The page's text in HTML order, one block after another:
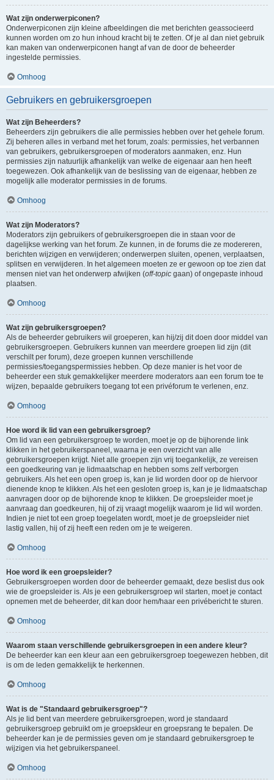
Wat zijn onderwerpiconen?
Onderwerpiconen zijn kleine afbeeldingen die met berichten geassocieerd
kunnen worden om zo hun inhoud kracht bij te zetten. Of je al dan niet gebruik
kan maken van onderwerpiconen hangt af van de door de beheerder
ingestelde permissies.
Omhoog
Gebruikers en gebruikersgroepen
Wat zijn Beheerders?
Beheerders zijn gebruikers die alle permissies hebben over het gehele forum.
Zij beheren alles in verband met het forum, zoals: permissies, het verbannen
van gebruikers, gebruikersgroepen of moderators aanmaken, enz. Hun
permissies zijn natuurlijk afhankelijk van welke de eigenaar aan hen heeft
toegewezen. Ook afhankelijk van de beslissing van de eigenaar, hebben ze
mogelijk alle moderator permissies in de forums.
Omhoog
Wat zijn Moderators?
Moderators zijn gebruikers of gebruikersgroepen die in staan voor de
dagelijkse werking van het forum. Ze kunnen, in de forums die ze modereren,
berichten wijzigen en verwijderen; onderwerpen sluiten, openen, verplaatsen,
splitsen en verwijderen. In het algemeen moeten ze er gewoon op toe zien dat
mensen niet van het onderwerp afwijken (off-topic gaan) of ongepaste inhoud
plaatsen.
Omhoog
Wat zijn gebruikersgroepen?
Als de beheerder gebruikers wil groeperen, kan hij/zij dit doen door middel van
gebruikersgroepen. Gebruikers kunnen van meerdere groepen lid zijn (dit
verschilt per forum), deze groepen kunnen verschillende
permissies/toegangspermissies hebben. Op deze manier is het voor de
beheerder een stuk gemakkelijker meerdere moderators aan een forum toe te
wijzen, bepaalde gebruikers toegang tot een privéforum te verlenen, enz.
Omhoog
Hoe word ik lid van een gebruikersgroep?
Om lid van een gebruikersgroep te worden, moet je op de bijhorende link
klikken in het gebruikerspaneel, waarna je een overzicht van alle
gebruikersgroepen krijgt. Niet alle groepen zijn vrij toegankelijk, ze vereisen
een goedkeuring van je lidmaatschap en hebben soms zelf verborgen
gebruikers. Als het een open groep is, kan je lid worden door op de hiervoor
dienende knop te klikken. Als het een gesloten groep is, kan je je lidmaatschap
aanvragen door op de bijhorende knop te klikken. De groepsleider moet je
aanvraag dan goedkeuren, hij of zij vraagt mogelijk waarom je lid wil worden.
Indien je niet tot een groep toegelaten wordt, moet je de groepsleider niet
lastig vallen, hij of zij heeft een reden om je te weigeren.
Omhoog
Hoe word ik een groepsleider?
Gebruikersgroepen worden door de beheerder gemaakt, deze beslist dus ook
wie de groepsleider is. Als je een gebruikersgroep wil starten, moet je contact
opnemen met de beheerder, dit kan door hem/haar een privébericht te sturen.
Omhoog
Waarom staan verschillende gebruikersgroepen in een andere kleur?
De beheerder kan een kleur aan een gebruikersgroep toegewezen hebben, dit
is om de leden gemakkelijk te herkennen.
Omhoog
Wat is de "Standaard gebruikersgroep"?
Als je lid bent van meerdere gebruikersgroepen, word je standaard
gebruikersgroep gebruikt om je groepskleur en groepsrang te bepalen. De
beheerder kan je de permissies geven om je standaard gebruikersgroep te
wijzigen via het gebruikerspaneel.
Omhoog